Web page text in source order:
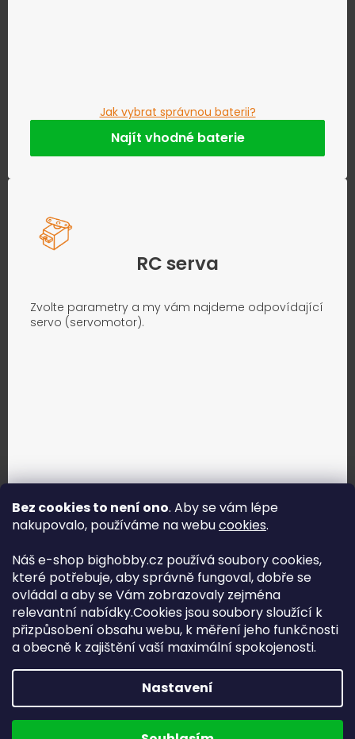
Bez cookies to není ono. Aby se vám lépe
nakupovalo, používáme na webucookies.
Náš e-shop bighobby.cz používá soubory cookies,
které potřebuje, aby správně fungoval, dobře se
ovládal a aby se Vám zobrazovaly zejména
relevantní nabídky.Cookies jsou soubory sloužící k
přizpůsobení obsahu webu, k měření jeho funkčnosti
a obecně k zajištění vaší maximální spokojenosti.
Nastavení
Jak vybrat správnou baterii?
Najít vhodné baterie
RC serva
Zvolte parametry a my vám najdeme odpovídající
servo (servomotor).
Jak vybrat správné servo?
Najít správné servo
Na UX & Web Design je tu Lukáš Dubina
Copyright (c) 2016 -2026 Big hobby.cz - všechna práva